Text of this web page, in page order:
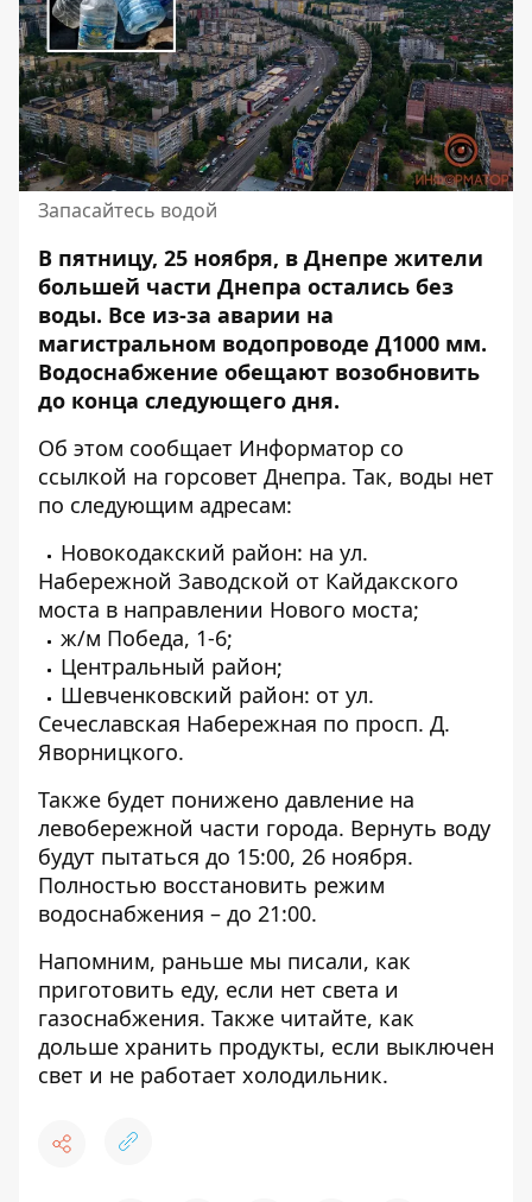
Запасайтесь водой
В пятницу, 25 ноября, в Днепре жители
большей части Днепра остались без
воды. Все из-за аварии на
магистральном водопроводе Д1000 мм.
Водоснабжение обещают возобновить
до конца следующего дня.
Об этом сообщает Информатор со
ссылкой на горсовет Днепра. Так, воды нет
по следующим адресам:
Новокодакский район: на ул.
Набережной Заводской от Кайдакского
моста в направлении Нового моста;
ж/м Победа, 1-6;
Центральный район;
Шевченковский район: от ул.
Сечеславская Набережная по просп. Д.
Яворницкого.
Также будет понижено давление на
левобережной части города. Вернуть воду
будут пытаться до 15:00, 26 ноября.
Полностью восстановить режим
водоснабжения – до 21:00.
Напомним, раньше мы писали, как
приготовить еду, если нет света и
газоснабжения. Также читайте, как
дольше хранить продукты, если выключен
свет и не работает холодильник.